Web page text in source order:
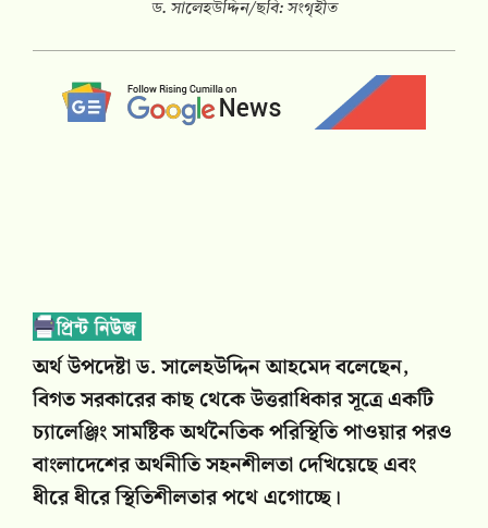
ড. সালেহউদ্দিন/ছবি: সংগৃহীত
অর্থ উপদেষ্টা ড. সালেহউদ্দিন আহমেদ বলেছেন,
বিগত সরকারের কাছ থেকে উত্তরাধিকার সূত্রে একটি
চ্যালেঞ্জিং সামষ্টিক অর্থনৈতিক পরিস্থিতি পাওয়ার পরও
বাংলাদেশের অর্থনীতি সহনশীলতা দেখিয়েছে এবং
ধীরে ধীরে স্থিতিশীলতার পথে এগোচ্ছে।